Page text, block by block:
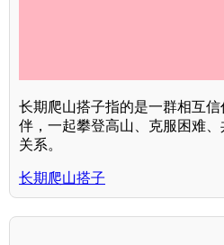
长期爬山搭子指的是一群相互
伴，一起攀登高山、克服困难
关系。
长期爬山搭子